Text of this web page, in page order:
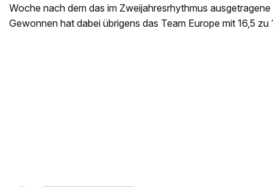
Woche nach dem das im Zweijahresrhythmus
Gewonnen hat dabei übrigens das Team Europe mit 16,5 zu